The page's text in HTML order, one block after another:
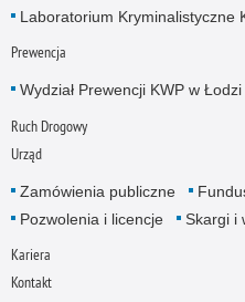
Laboratorium Kryminalistyczne
Prewencja
Wydział Prewencji KWP w Łodzi
Ruch Drogowy
Urząd
Zamówienia publiczne
Pozwolenia i licencje
Skargi i
Kariera
Kontakt